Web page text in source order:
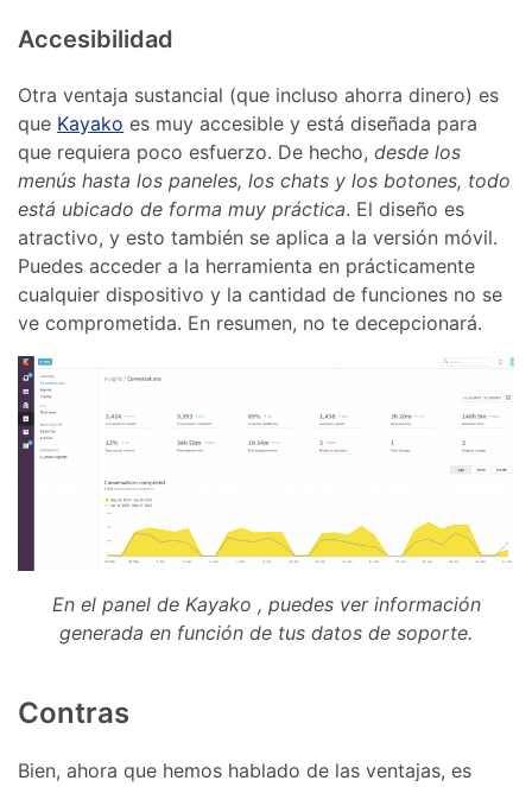
Accesibilidad
Otra ventaja sustancial (que incluso ahorra dinero) es
que Kayako es muy accesible y está diseñada para
que requiera poco esfuerzo. De hecho,desde los
menús hasta los paneles, los chats y los botones, todo
está ubicado de forma muy práctica. El diseño es
atractivo, y esto también se aplica a la versión móvil.
Puedes acceder a la herramienta en prácticamente
cualquier dispositivo y la cantidad de funciones no se
ve comprometida. En resumen, no te decepcionará.
En el panel de Kayako , puedes ver información
generada en función de tus datos de soporte.
Contras
Bien, ahora que hemos hablado de las ventajas, es